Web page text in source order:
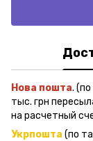
Нова пошта.
тыс. грн
на расчетный
Укрпошта (по